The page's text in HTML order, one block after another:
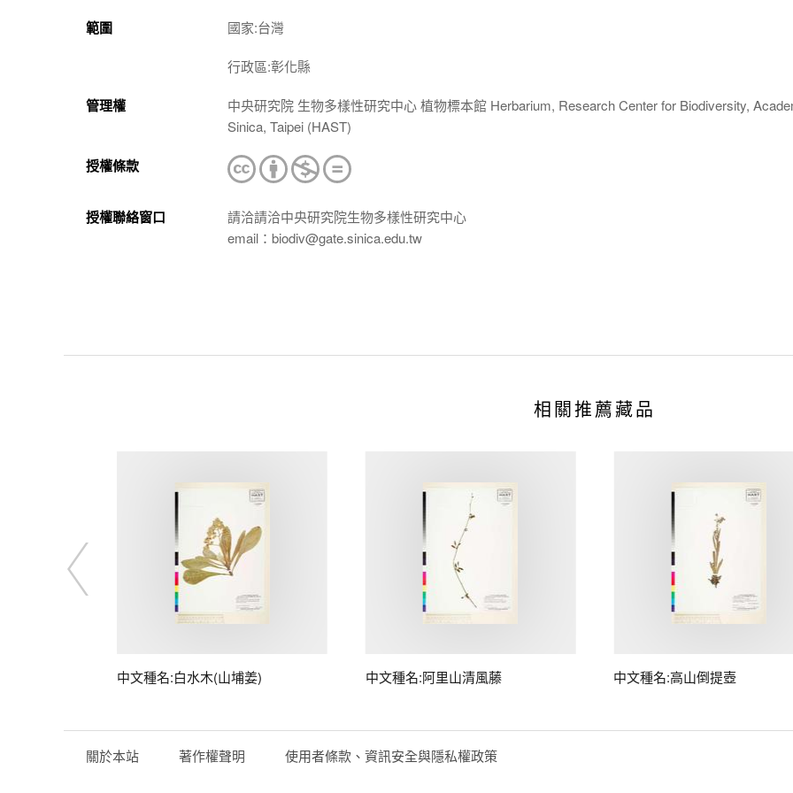
範圍 國家:台灣
行政區:彰化縣
管理權
中央研究院 生物多樣性研究中心 植物標本館 Herbarium, Research Center for Biodiversity,
Sinica, Taipei (HAST)
授權條款
授權聯絡窗口
請洽請洽中央研究院生物多樣性研究中心
email：biodiv@gate.sinica.edu.tw
相關推薦藏品
中文種名:白水木(山埔姜) 中文種名:阿里山清風藤 中文種名:高山倒提壺
關於本站 著作權聲明 使用者條款、資訊安全與隱私權政策